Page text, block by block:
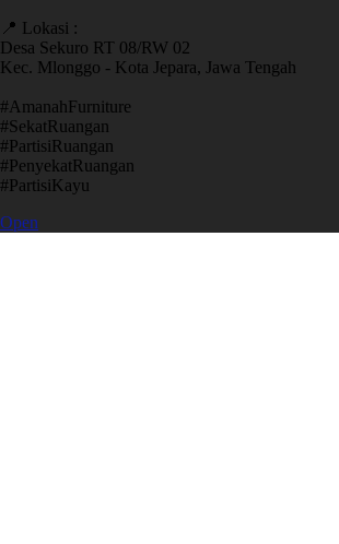
📍 Lokasi :
Desa Sekuro RT 08/RW 02
Kec. Mlonggo - Kota Jepara, Jawa Tengah
​#AmanahFurniture
​#SekatRuangan
​#PartisiRuangan
​#PenyekatRuangan
​#PartisiKayu
Open